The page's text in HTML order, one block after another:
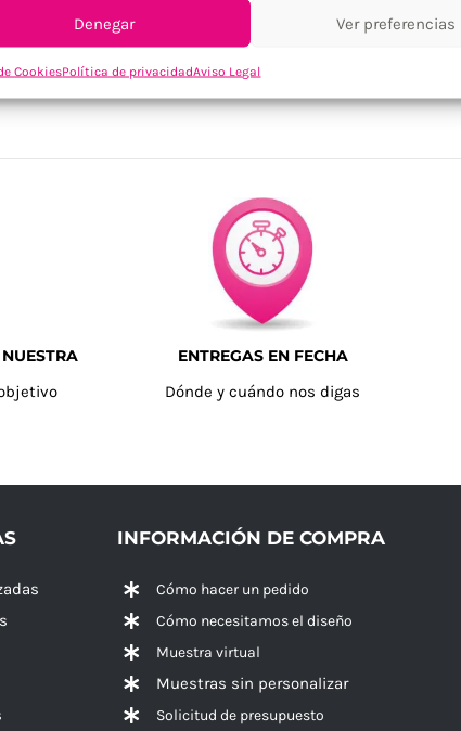
Denegar Ver preferencias
CookiesPolítica de privacidadAviso Legal
Cocina / Bodega,Hogar,Tazas y botellas Tazas y
ENTREGAS EN FECHA
Dónde y cuándo nos digas
INFORMACIÓN DE COMPRA
Cómo hacer un pedido
Cómo necesitamos el diseño
Muestra virtual
Muestras sin personalizar
Solicitud de presupuesto